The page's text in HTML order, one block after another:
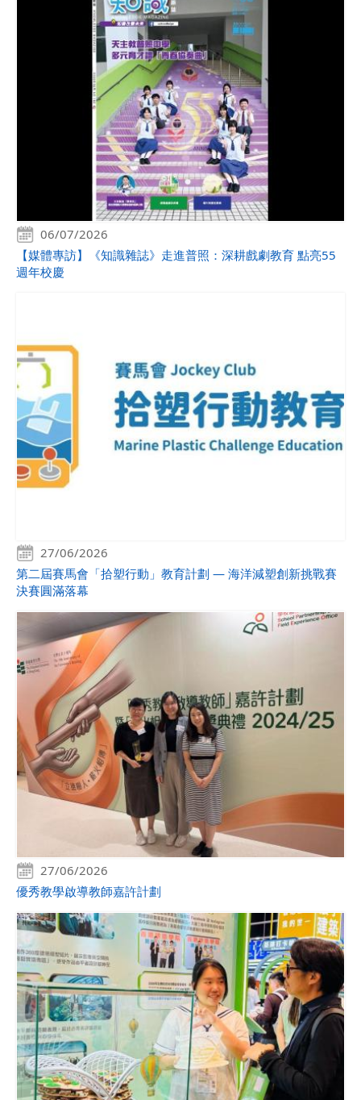
06/07/2026
【媒體專訪】《知識雜誌》走進普照：深耕戲劇教育 點亮55
週年校慶
27/06/2026
第二屆賽馬會「拾塑行動」教育計劃 — 海洋減塑創新挑戰賽
決賽圓滿落幕
27/06/2026
優秀教學啟導教師嘉許計劃